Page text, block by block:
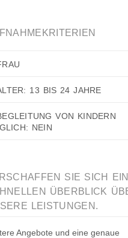
13 BIS 24 JAHRE
VON KINDERN
NEIN
SIE SICH
ÜBERBLICK
LEISTUNGEN.
Angebote und eine genaue